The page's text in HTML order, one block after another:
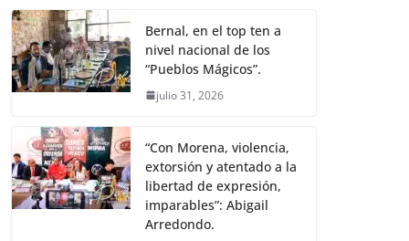
Bernal, en el top ten a
nivel nacional de los
“Pueblos Mágicos”.
julio 31, 2026
“Con Morena, violencia,
extorsión y atentado a la
libertad de expresión,
imparables”: Abigail
Arredondo.